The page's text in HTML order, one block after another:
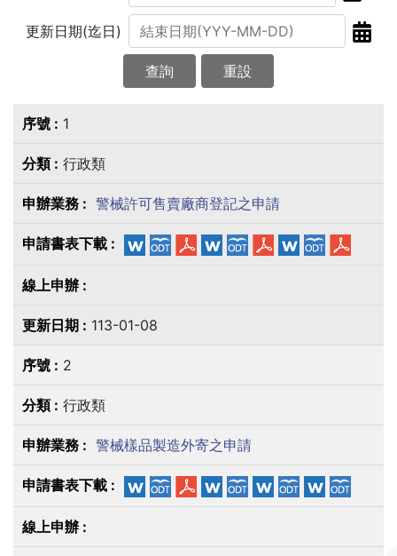
更新日期(迄日)
查詢 重設
1
行政類
警械許可售賣廠商登記之申請
113-01-08
2
行政類
警械樣品製造外寄之申請